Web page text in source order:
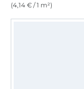
(4,14 € / 1 m²)